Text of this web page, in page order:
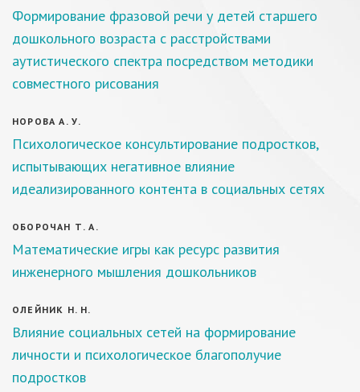
Формирование фразовой речи у детей старшего
дошкольного возраста с расстройствами
аутистического спектра посредством методики
совместного рисования
НОРОВА А. У.
Психологическое консультирование подростков,
испытывающих негативное влияние
идеализированного контента в социальных сетях
ОБОРОЧАН Т. А.
Математические игры как ресурс развития
инженерного мышления дошкольников
ОЛЕЙНИК Н. Н.
Влияние социальных сетей на формирование
личности и психологическое благополучие
подростков